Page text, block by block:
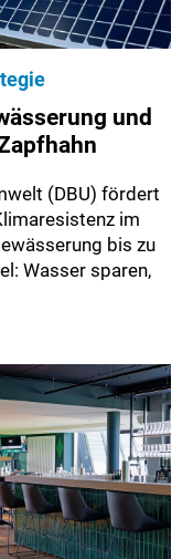
und
(DBU) fördert
im
bis zu
Wasser sparen,